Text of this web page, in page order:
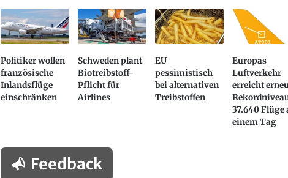
Politiker wollen
französische
Inlandsflüge
einschränken
Schweden plant
Biotreibstoff-
Pflicht für
Airlines
EU
pessimistisch
bei alternativen
Treibstoffen
Europas
Luftverkehr
erreicht
37.640 Flüge
einem Tag
Feedback